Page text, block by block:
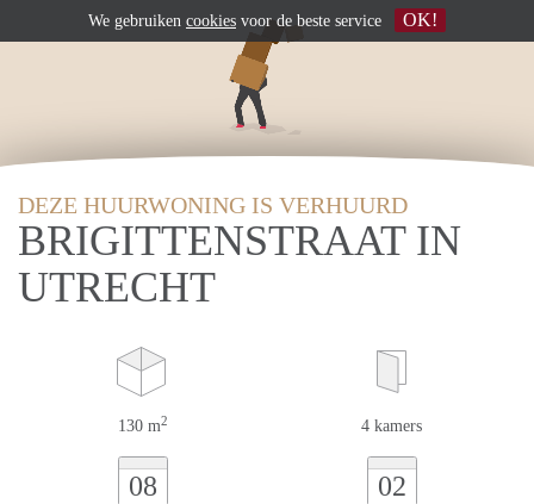
DEZE HUURWONING IS VERHUURD
BRIGITTENSTRAAT IN
UTRECHT
130 m2 4 kamers
08 02
We gebruiken cookies voor de beste service OK!